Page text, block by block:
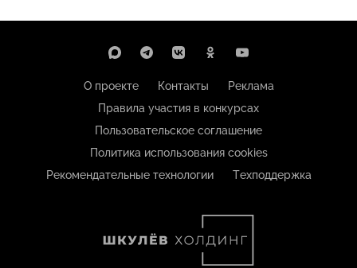
О проекте Контакты
Реклама
Правила участия в конкурсах
Пользовательское соглашение
Политика использования cookies
Рекомендательные технологии
Техподдержка